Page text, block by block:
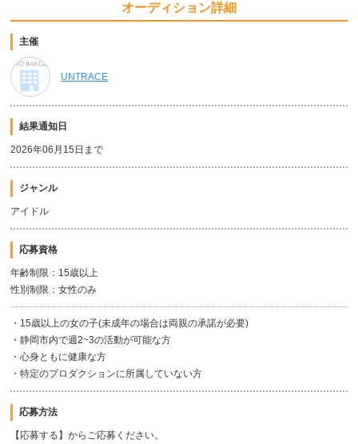
オーディション詳細
主催
UNTRACE
結果通知日
2026年06月15日まで
ジャンル
アイドル
応募資格
年齢制限：15歳以上
性別制限：女性のみ
・15歳以上の女の子(未成年の場合は両親の承諾が必要)
・静岡市内で週2~3の活動が可能な方
・心身ともに健康な方
・特定のプロダクションに所属していない方
応募方法
【応募する】からご応募ください。